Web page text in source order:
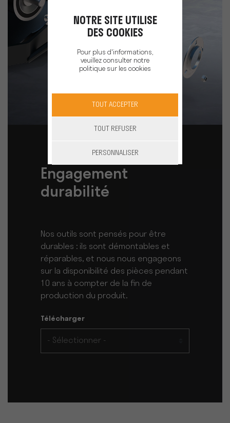
Engagement
durabilité
Nos outils sont pensés pour être
durables : ils sont démontables et
réparables, et nous nous engageons
sur la disponibilité des pièces pendant
10 ans à compter de la fin de
production du produit.
Télécharger
NOTRE SITE UTILISE
DES COOKIES
Pour plus d'informations,
veuillez consulter notre
politique sur les cookies
TOUT ACCEPTER
TOUT REFUSER
PERSONNALISER